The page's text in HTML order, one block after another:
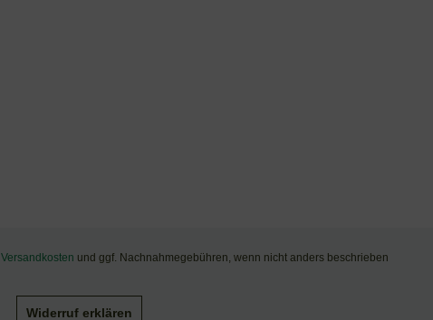
Versandkosten und ggf. Nachnahmegebühren, wenn nicht anders beschrieben
Widerruf erklären